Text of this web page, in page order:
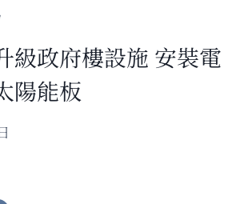
級政府樓設施 安裝電
陽能板